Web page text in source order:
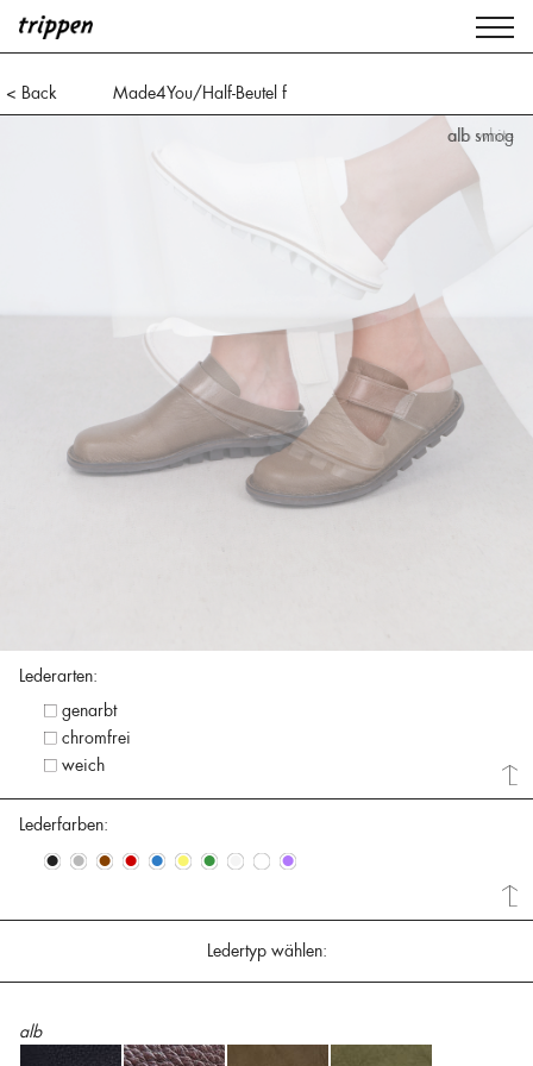
< Back
Made4You/Half-Beutel f
alb white
Lederarten:
genarbt
chromfrei
weich
Lederfarben:
• • • • • • • • • •
Ledertyp wählen:
alb